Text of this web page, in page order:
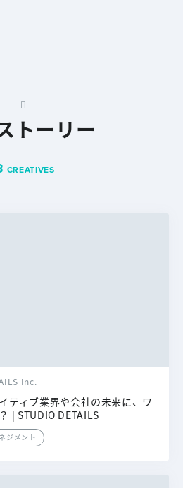
トーリー
CREATIVES
Inc.
ティブ業界や会社の未来に、ワ
| STUDIO DETAILS
ジメント